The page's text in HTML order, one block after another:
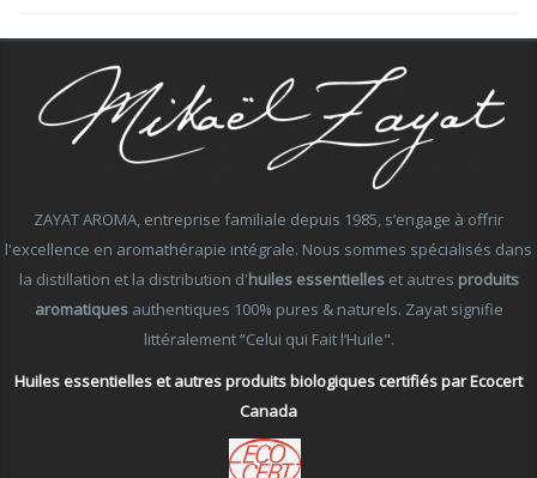
ZAYAT AROMA, entreprise familiale depuis 1985, s’engage à offrir
l'excellence en aromathérapie intégrale. Nous sommes spécialisés dans
la distillation et la distribution d'huiles essentielleset autres produits
aromatiquesauthentiques 100% pures & naturels. Zayat signifie
littéralement “Celui qui Fait l’Huile".
Huiles essentielles et autres produits biologiques certifiés par Ecocert
Canada